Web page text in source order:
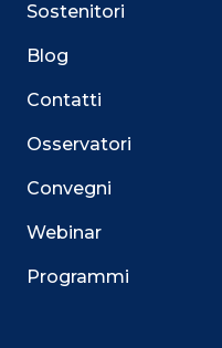
Sostenitori
Blog
Contatti
Osservatori
Convegni
Webinar
Programmi